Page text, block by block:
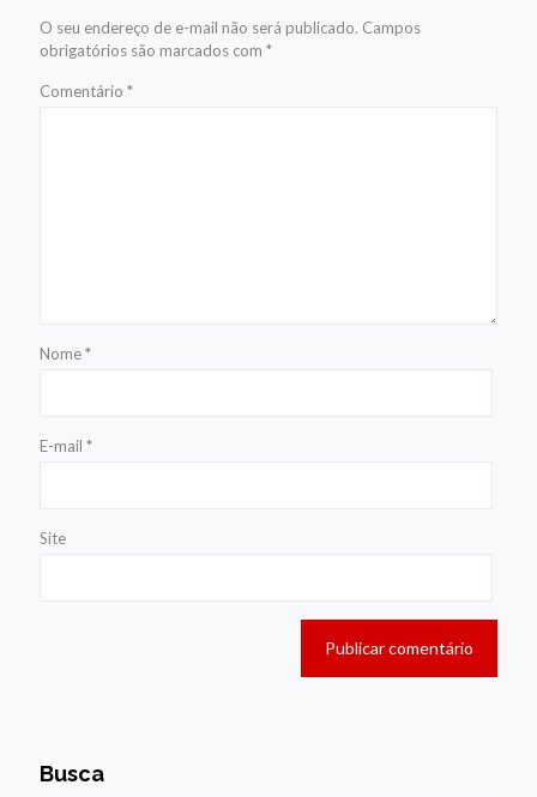
O seu endereço de e-mail não será publicado. Campos
obrigatórios são marcados com *
Comentário *
Nome*
E-mail *
Site
Busca